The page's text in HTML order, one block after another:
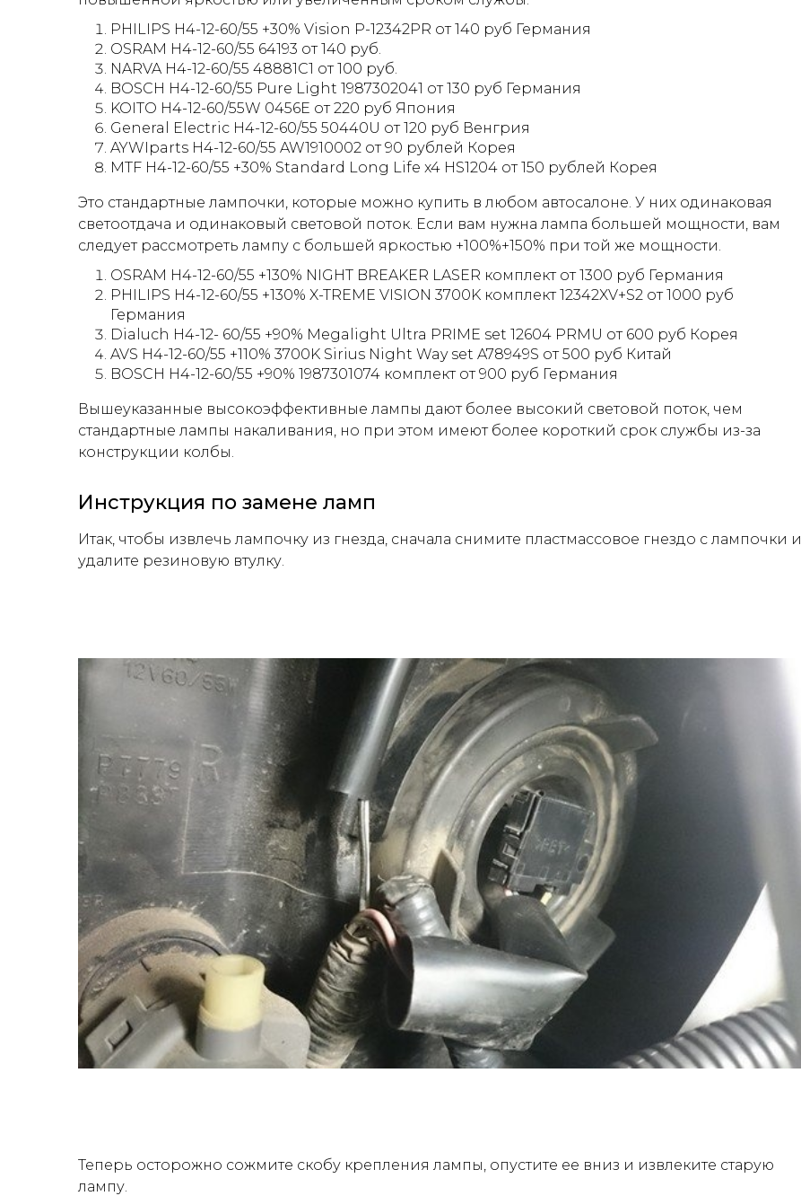
PHILIPS H4-12-60/55 +30% Vision P-12342PR от 140 руб Германия
OSRAM H4-12-60/55 64193 от 140 руб.
NARVA H4-12-60/55 48881C1 от 100 руб.
BOSCH H4-12-60/55 Pure Light 1987302041 от 130 руб Германия
KOITO H4-12-60/55W 0456E от 220 руб Япония
General Electric H4-12-60/55 50440U от 120 руб Венгрия
AYWIparts H4-12-60/55 AW1910002 от 90 рублей Корея
MTF H4-12-60/55 +30% Standard Long Life x4 HS1204 от 150 рублей Корея
Это стандартные лампочки, которые можно купить в любом автосалоне. У них одинаковая
светоотдача и одинаковый световой поток. Если вам нужна лампа большей мощности, вам
следует рассмотреть лампу с большей яркостью +100%+150% при той же мощности.
OSRAM H4-12-60/55 +130% NIGHT BREAKER LASER комплект от 1300 руб Германия
PHILIPS H4-12-60/55 +130% X-TREME VISION 3700K комплект 12342XV+S2 от 1000 руб
Германия
Dialuch H4-12- 60/55 +90% Megalight Ultra PRIME set 12604 PRMU от 600 руб Корея
AVS H4-12-60/55 +110% 3700K Sirius Night Way set A78949S от 500 руб Китай
BOSCH H4-12-60/55 +90% 1987301074 комплект от 900 руб Германия
Вышеуказанные высокоэффективные лампы дают более высокий световой поток, чем
стандартные лампы накаливания, но при этом имеют более короткий срок службы из-за
конструкции колбы.
Инструкция по замене ламп
Итак, чтобы извлечь лампочку из гнезда, сначала снимите пластмассовое гнездо с лампочки и
удалите резиновую втулку.
Теперь осторожно сожмите скобу крепления лампы, опустите ее вниз и извлеките старую
лампу.